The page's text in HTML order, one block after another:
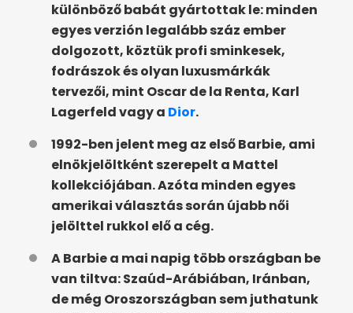
különböző babát gyártottak le: minden
egyes verzión legalább száz ember
dolgozott, köztük profi sminkesek,
fodrászok és olyan luxusmárkák
tervezői, mint Oscar de la Renta, Karl
Lagerfeld vagy a Dior.
1992-ben jelent meg az első Barbie, ami
elnökjelöltként szerepelt a Mattel
kollekciójában. Azóta minden egyes
amerikai választás során újabb női
jelölttel rukkol elő a cég.
A Barbie a mai napig több országban be
van tiltva: Szaúd-Arábiában, Iránban,
de még Oroszországban sem juthatunk